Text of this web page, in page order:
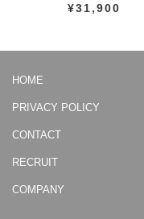
¥31,900
HOME
PRIVACY POLICY
CONTACT
RECRUIT
COMPANY